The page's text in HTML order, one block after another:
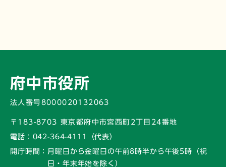
府中市役所
法人番号8000020132063
〒183-8703 東京都府中市宮西町2丁目24番地
電話： 042-364-4111（代表）
開庁時間： 月曜日から金曜日の午前8時半から午後5時 （祝
日・年末年始を除く）